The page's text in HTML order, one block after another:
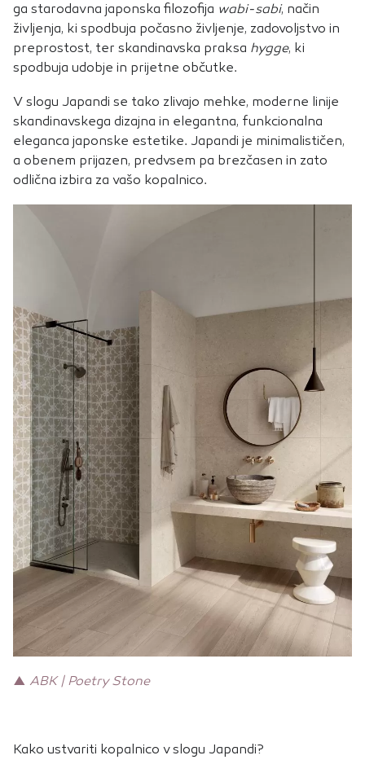
ga starodavna japonska filozofija wabi-sabi, način
življenja, ki spodbuja počasno življenje, zadovoljstvo in
preprostost, ter skandinavska praksa hygge, ki
spodbuja udobje in prijetne občutke.
V slogu Japandi se tako zlivajo mehke, moderne linije
skandinavskega dizajna in elegantna, funkcionalna
eleganca japonske estetike. Japandi je minimalističen,
a obenem prijazen, predvsem pa brezčasen in zato
odlična izbira za vašo kopalnico.
▲ ABK | Poetry Stone
Kako ustvariti kopalnico v slogu Japandi?